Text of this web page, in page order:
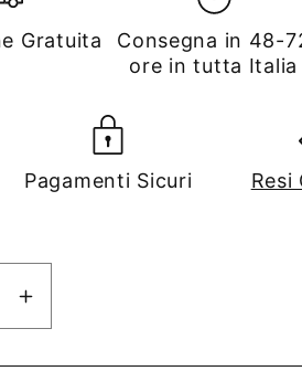
Gratuita
Consegna in 48-
ore in tutta Italia
Pagamenti Sicuri Resi
Aumenta
quantità